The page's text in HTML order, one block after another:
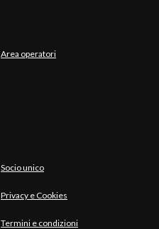
Area operatori
Socio unico
Privacy e Cookies
Termini e condizioni